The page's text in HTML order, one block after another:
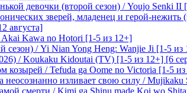
девочки (второй сезон) / Youjo Senki II
зверей, младенец и герой-
августа]
Akai Kawa no Hotori [1-5 из 12+]
сезон) / Yi Nian Yong Heng: Wanjie Ji [1-5 из
/ Koukaku Kidoutai (TV) [1-5 из 12+] [6
козырей / Tefuda ga Oome no Victoria [1-5
неосознанно изливает свою силу /
смерти / Kimi ga Shinu made Koi wo